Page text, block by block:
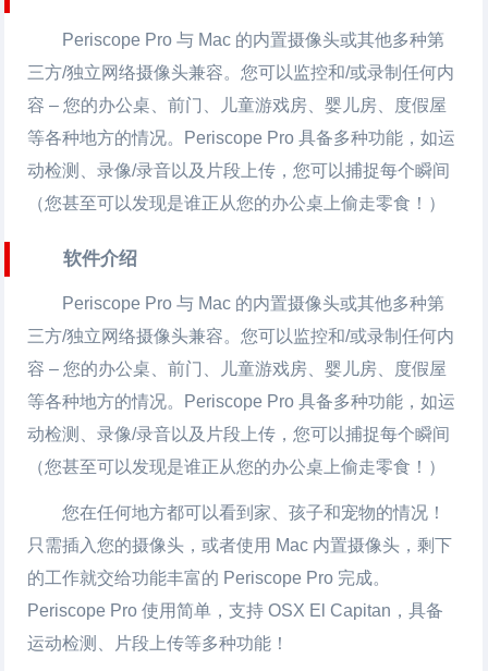
Periscope Pro 与 Mac 的内置摄像头或其他多种第
三方/独立网络摄像头兼容。您可以监控和/或录制任何内
容 – 您的办公桌、前门、儿童游戏房、婴儿房、度假屋
等各种地方的情况。Periscope Pro 具备多种功能，如运
动检测、录像/录音以及片段上传，您可以捕捉每个瞬间
（您甚至可以发现是谁正从您的办公桌上偷走零食！）
软件介绍
Periscope Pro 与 Mac 的内置摄像头或其他多种第
三方/独立网络摄像头兼容。您可以监控和/或录制任何内
容 – 您的办公桌、前门、儿童游戏房、婴儿房、度假屋
等各种地方的情况。Periscope Pro 具备多种功能，如运
动检测、录像/录音以及片段上传，您可以捕捉每个瞬间
（您甚至可以发现是谁正从您的办公桌上偷走零食！）
您在任何地方都可以看到家、孩子和宠物的情况！
只需插入您的摄像头，或者使用 Mac 内置摄像头，剩下
的工作就交给功能丰富的 Periscope Pro 完成。
Periscope Pro 使用简单，支持 OSX El Capitan，具备
运动检测、片段上传等多种功能！